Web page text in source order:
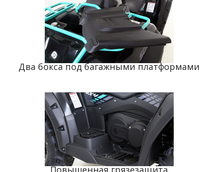
Два бокса под багажными платформами
Повышенная грязезащита